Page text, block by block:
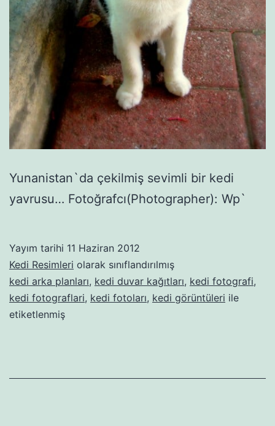
Yunanistan`da çekilmiş sevimli bir kedi
yavrusu… Fotoğrafcı(Photographer): Wp`
Yayım tarihi 11 Haziran 2012
Kedi Resimleri olarak sınıflandırılmış
kedi arka planları, kedi duvar kağıtları, kedi fotografi,
kedi fotograflari, kedi fotoları, kedi görüntüleri ile
etiketlenmiş